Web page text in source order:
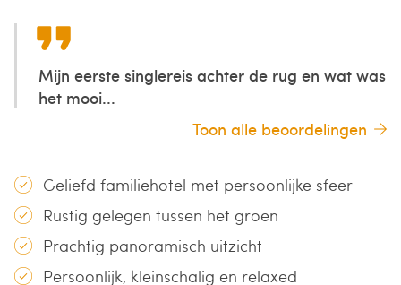
Mijn eerste singlereis achter de rug en wat was
het mooi...
Toon alle beoordelingen
Geliefd familiehotel met persoonlijke sfeer
Rustig gelegen tussen het groen
Prachtig panoramisch uitzicht
Persoonlijk, kleinschalig en relaxed